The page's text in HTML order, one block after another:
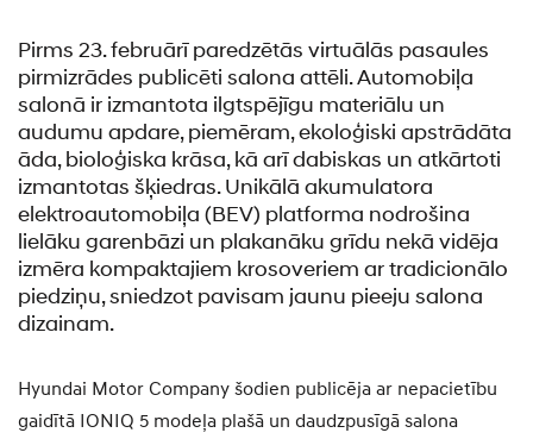
Pirms 23. februārī paredzētās virtuālās pasaules
pirmizrādes publicēti salona attēli. Automobiļa
salonā ir izmantota ilgtspējīgu materiālu un
audumu apdare, piemēram, ekoloģiski apstrādāta
āda, bioloģiska krāsa, kā arī dabiskas un atkārtoti
izmantotas šķiedras. Unikālā akumulatora
elektroautomobiļa (BEV) platforma nodrošina
lielāku garenbāzi un plakanāku grīdu nekā vidēja
izmēra kompaktajiem krosoveriem ar tradicionālo
piedziņu, sniedzot pavisam jaunu pieeju salona
dizainam.
Hyundai Motor Company šodien publicēja ar nepacietību
gaidītā IONIQ 5 modeļa plašā un daudzpusīgā salona